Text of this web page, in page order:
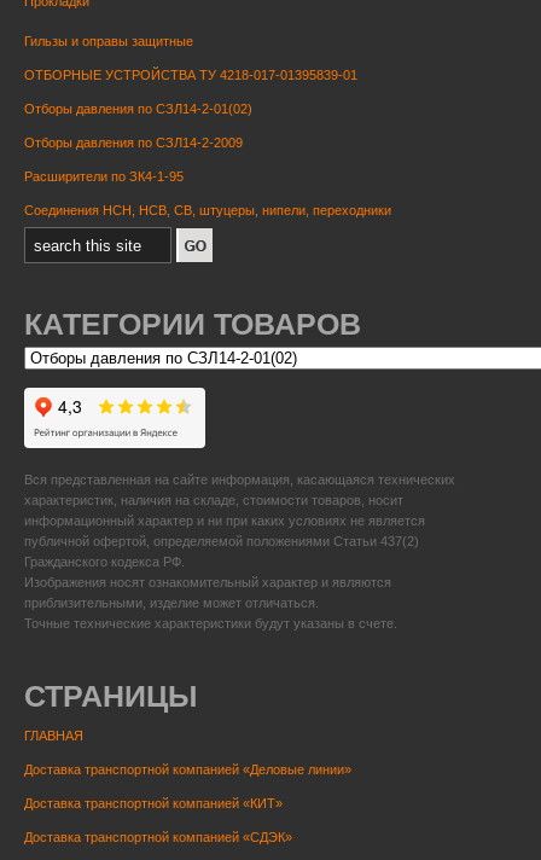
Гильзы и оправы защитные
ОТБОРНЫЕ УСТРОЙСТВА ТУ 4218-017-01395839-01
Отборы давления по СЗЛ14-2-01(02)
Отборы давления по СЗЛ14-2-2009
Расширители по ЗК4-1-95
Соединения НСН, НСВ, СВ, штуцеры, нипели, переходники
КАТЕГОРИИ ТОВАРОВ
Вся представленная на сайте информация, касающаяся технических
характеристик, наличия на складе, стоимости товаров, носит
информационный характер и ни при каких условиях не является
публичной офертой, определяемой положениями Статьи 437(2)
Гражданского кодекса РФ.
Изображения носят ознакомительный характер и являются
приблизительными, изделие может отличаться.
Точные технические характеристики будут указаны в счете.
СТРАНИЦЫ
ГЛАВНАЯ
Доставка транспортной компанией «Деловые линии»
Доставка транспортной компанией «КИТ»
Доставка транспортной компанией «СДЭК»